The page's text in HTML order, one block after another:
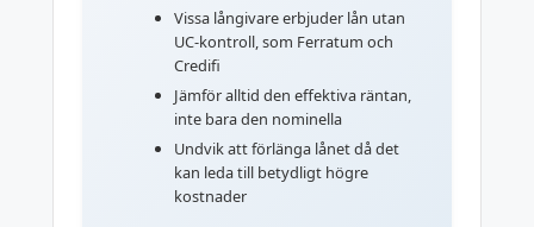
Vissa långivare erbjuder lån utan
UC-kontroll, som Ferratum och
Credifi
Jämför alltid den effektiva räntan,
inte bara den nominella
Undvik att förlänga lånet då det
kan leda till betydligt högre
kostnader